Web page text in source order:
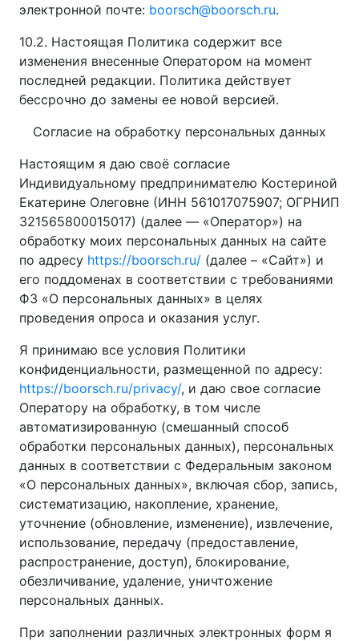
электронной почте: boorsch@boorsch.ru.
10.2. Настоящая Политика содержит все
изменения внесенные Оператором на момент
последней редакции. Политика действует
бессрочно до замены ее новой версией.
Согласие на обработку персональных данных
Настоящим я даю своё согласие
Индивидуальному предпринимателю Костериной
Екатерине Олеговне (ИНН 561017075907; ОГРНИП
321565800015017) (далее — «Оператор») на
обработку моих персональных данных на сайте
по адресу https://boorsch.ru/ (далее – «Сайт») и
его поддоменах в соответствии с требованиями
ФЗ «О персональных данных» в целях
проведения опроса и оказания услуг.
Я принимаю все условия Политики
конфиденциальности, размещенной по адресу:
https://boorsch.ru/privacy/, и даю свое согласие
Оператору на обработку, в том числе
автоматизированную (смешанный способ
обработки персональных данных), персональных
данных в соответствии с Федеральным законом
«О персональных данных», включая сбор, запись,
систематизацию, накопление, хранение,
уточнение (обновление, изменение), извлечение,
использование, передачу (предоставление,
распространение, доступ), блокирование,
обезличивание, удаление, уничтожение
персональных данных.
При заполнении различных электронных форм я